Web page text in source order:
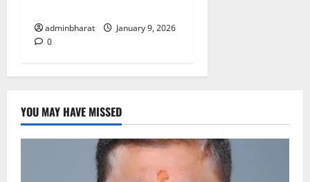
adminbharat
January 9, 2026
0
YOU MAY HAVE MISSED